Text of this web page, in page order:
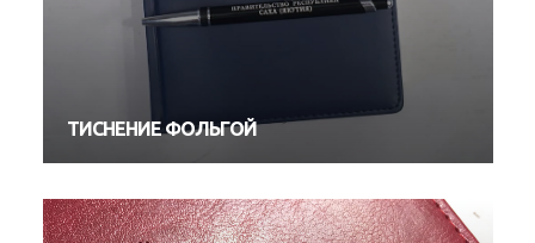
ТИСНЕНИЕ ФОЛЬГОЙ